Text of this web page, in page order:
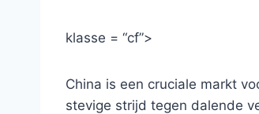
klasse = “cf”>
China is een cruciale markt
stevige strijd tegen dalende